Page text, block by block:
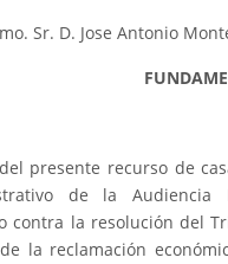
Sr. D. Jose Antonio
presente recurso de
de la
contra la resolución del
la reclamación